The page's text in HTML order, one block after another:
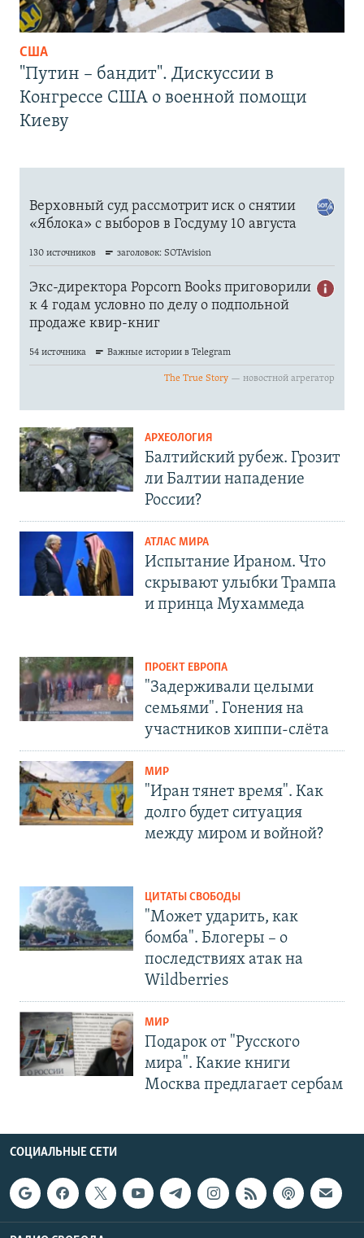
США
"Путин – бандит". Дискуссии в
Конгрессе США о военной помощи
Киеву
АРХЕОЛОГИЯ
Балтийский рубеж. Грозит
ли Балтии нападение
России?
АТЛАС МИРА
Испытание Ираном. Что
скрывают улыбки Трампа
и принца Мухаммеда
ПРОЕКТ ЕВРОПА
"Задерживали целыми
семьями". Гонения на
участников хиппи-слёта
МИР
"Иран тянет время". Как
долго будет ситуация
между миром и войной?
ЦИТАТЫ СВОБОДЫ
"Может ударить, как
бомба". Блогеры – о
последствиях атак на
Wildberries
МИР
Подарок от "Русского
мира". Какие книги
Москва предлагает сербам
СОЦИАЛЬНЫЕ СЕТИ